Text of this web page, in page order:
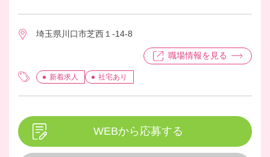
埼玉県川口市芝西１-14-8
職場情報を見る
新着求人 社宅あり
WEBから応募する